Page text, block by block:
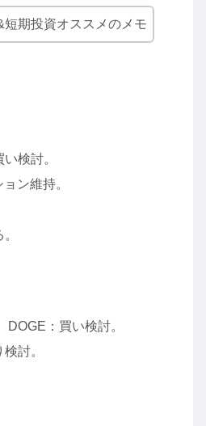
短期投資オススメのメモ
検討。
ン維持。
DOGE：買い検討。
討。